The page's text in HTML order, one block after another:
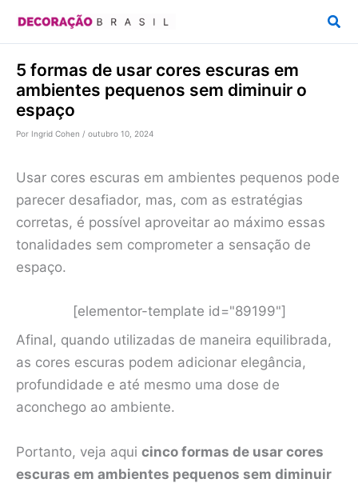
conteúdo
5 formas de usar cores escuras em
ambientes pequenos sem diminuir o
espaço
Por Ingrid Cohen / outubro 10, 2024
Usar cores escuras em ambientes pequenos pode
parecer desafiador, mas, com as estratégias
corretas, é possível aproveitar ao máximo essas
tonalidades sem comprometer a sensação de
espaço.
[elementor-template id="89199"]
Afinal, quando utilizadas de maneira equilibrada,
as cores escuras podem adicionar elegância,
profundidade e até mesmo uma dose de
aconchego ao ambiente.
Portanto, veja aqui cinco formas de usar cores
escuras em ambientes pequenos sem diminuir